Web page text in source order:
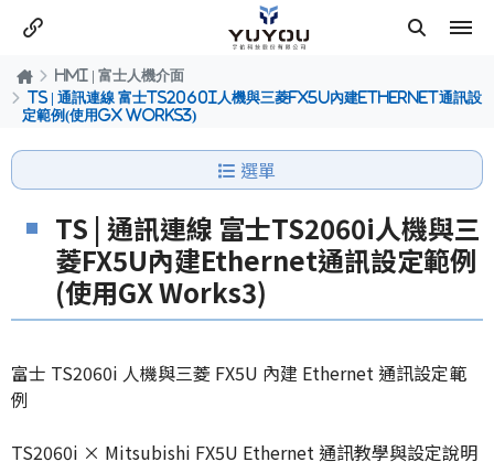
HMI | 富士人機介面
TS | 通訊連線 富士TS2060i人機與三菱FX5U內建Ethernet通訊設
定範例(使用GX Works3)
選單
TS | 通訊連線 富士TS2060i人機與三
菱FX5U內建Ethernet通訊設定範例
(使用GX Works3)
富士 TS2060i 人機與三菱 FX5U 內建 Ethernet 通訊設定範
例
TS2060i × Mitsubishi FX5U Ethernet 通訊教學與設定說明